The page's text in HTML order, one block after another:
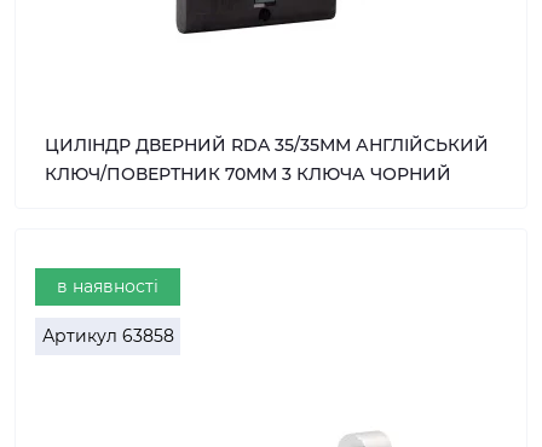
ЦИЛІНДР ДВЕРНИЙ RDA 35/35ММ АНГЛІЙСЬКИЙ
КЛЮЧ/ПОВЕРТНИК 70ММ 3 КЛЮЧА ЧОРНИЙ
в наявності
Артикул 63858